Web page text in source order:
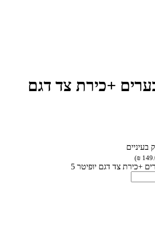
גז 5 מבערים +כירת צד דגם
בעיניים
₪
)